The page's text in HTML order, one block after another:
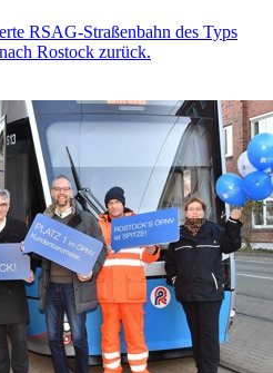
RSAG-Straßenbahn des Typs
Rostock zurück.